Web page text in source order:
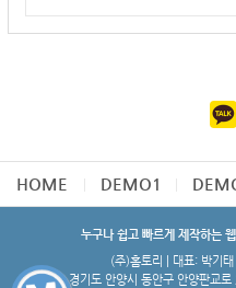
HOME DEMO1
누구나 쉽고 빠르게 제작하는
(주)홈토리 | 대표: 박기
경기도 안양시 동안구 안양판